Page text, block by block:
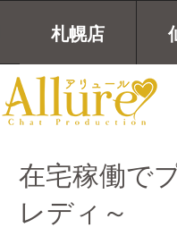
札幌店
在宅稼働で
レディ～